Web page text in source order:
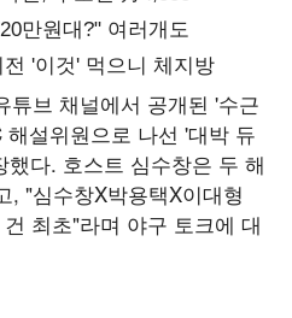
튜브 채널에서 공개된 '수근
설위원으로 나선 '대박 듀
다. 호스트 심수창은 두 해
, "심수창X박용택X이대형
최초"라며 야구 토크에 대